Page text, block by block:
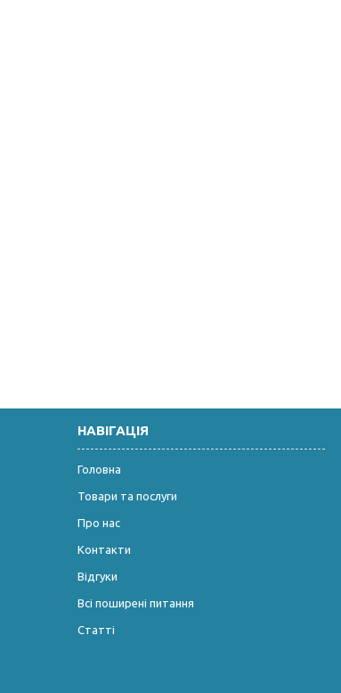
НАВІГАЦІЯ
Головна
Товари та послуги
Про нас
Контакти
Відгуки
Всі поширені питання
Статті